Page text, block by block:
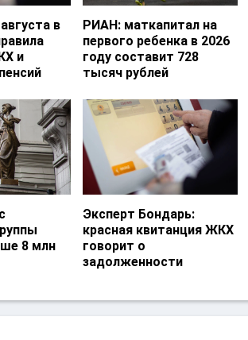
в
и
РИАН: маткапитал на
первого ребенка в 2026
году составит 728
тысяч рублей
8 млн
Эксперт Бондарь:
красная квитанция ЖКХ
говорит о
задолженности